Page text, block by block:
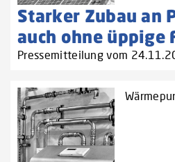
Starker Zubau an
auch ohne üppige
Pressemitteilung vom